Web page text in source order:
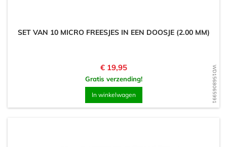
WD1568065991
SET VAN 10 MICRO FREESJES IN EEN DOOSJE (2.00 MM)
Prijs
€ 19,95
Gratis verzending!
In winkelwagen